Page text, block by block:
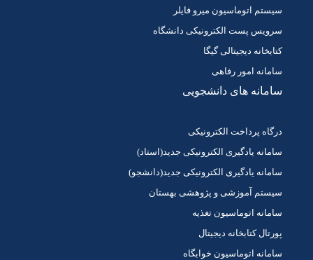
سیستم اتوماسیون میرو فایلر
سرویس پست الکترونیکی دانشگاه
کتابخانه دیجیتالی گیگا
سامانه امور رفاهی
سامانه های دانشجویی
درگاه پرداخت الکترونیکی
سامانه یادگیری الکترونیکی جدید(استاد)
سامانه یادگیری الکترونیکی جدید(دانشجو)
سیستم آموزشی و پژوهشی بهستان
سامانه اتوماسیون تغذیه
پورتال کتابخانه دیجیتال
سامانه اتوماسیون خوابگاه